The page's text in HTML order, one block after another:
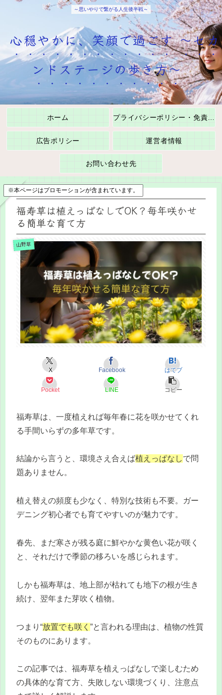
～思いやりで繋がる人生後半戦～
心穏やかに、笑顔で過ごす ～セカ
ンドステージの歩き方～
ホーム
広告ポリシー 運営者情報
お問い合わせ先
※本ページはプロモーションが含まれています。
福寿草は植えっぱなしでOK？毎年咲かせ
る簡単な育て方
山野草
X Facebook はてブ
Pocket LINE コピー
福寿草は、一度植えれば毎年春に花を咲かせてくれ
る手間いらずの多年草です。
結論から言うと、環境さえ合えば植えっぱなしで問
題ありません。
植え替えの頻度も少なく、特別な技術も不要。ガー
デニング初心者でも育てやすいのが魅力です。
春先、まだ寒さが残る庭に鮮やかな黄色い花が咲く
と、それだけで季節の移ろいを感じられます。
しかも福寿草は、地上部が枯れても地下の根が生き
続け、翌年また芽吹く植物。
つまり“放置でも咲く ”と言われる理由は、植物の性質
そのものにあります。
この記事では、福寿草を植えっぱなしで楽しむため
の具体的な育て方、失敗しない環境づくり、注意点